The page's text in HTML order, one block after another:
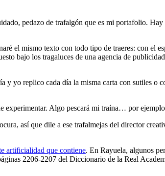
pedazo de trafalgón que es mi portafolio.
el mismo texto con todo tipo de traeres: con el
bajo los tragaluces de una agencia de
yo replico cada día la misma carta con sutiles o
Algo pescará mi traína… por
así que dile a ese trafalmejas del director
artificialidad que contiene. En Rayuela, algunos
2206-2207 del Diccionario de la Real